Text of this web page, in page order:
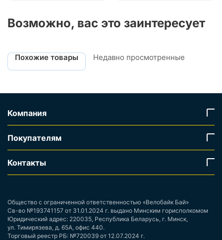
Возможно, вас это заинтересует
Похожие товары Недавно просмотренные
Компания
Покупателям
Контакты
Общество с ограниченной ответственностью «Велобайк Бай»
Св-во №193741157 от 31.01.2024 г. выдано Минским горисполкомом
Юридический адрес: 220035, Республика Беларусь, г. Минск,
ул. Тимирязева, д. 65А, офис 440.
Торговый реестр РБ: №720039 от 12.07.2024 г.